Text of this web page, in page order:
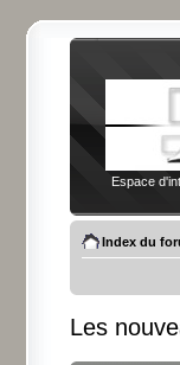
Espace
Index du
Les